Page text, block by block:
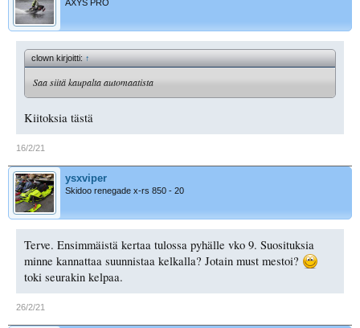
AXYS PRO
clown kirjoitti:↑
Saa siitä kaupalta automaatista
Kiitoksia tästä
16/2/21
ysxviper
Skidoo renegade x-rs 850 - 20
Terve. Ensimmäistä kertaa tulossa pyhälle vko 9. Suosituksia
minne kannattaa suunnistaa kelkalla? Jotain must mestoi?
toki seurakin kelpaa.
26/2/21